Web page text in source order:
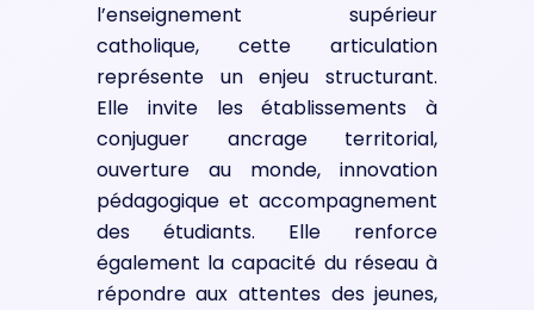
l’enseignement supérieur
catholique, cette articulation
représente un enjeu structurant.
Elle invite les établissements à
conjuguer ancrage territorial,
ouverture au monde, innovation
pédagogique et accompagnement
des étudiants. Elle renforce
également la capacité du réseau à
répondre aux attentes des jeunes,